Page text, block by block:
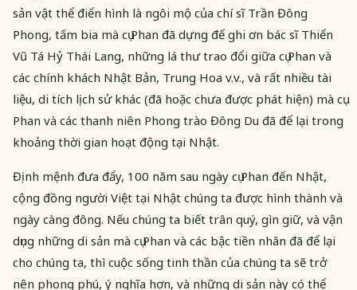
sản vật thể điển hình là ngôi mộ của chí sĩ Trần Đông
Phong, tấm bia mà cụ Phan đã dựng để ghi ơn bác sĩ Thiển
Vũ Tá Hỷ Thái Lang, những lá thư trao đổi giữa cụ Phan và
các chính khách Nhật Bản, Trung Hoa v.v., và rất nhiều tài
liệu, di tích lịch sử khác (đã hoặc chưa được phát hiện) mà cụ
Phan và các thanh niên Phong trào Đông Du đã để lại trong
khoảng thời gian hoạt động tại Nhật.
Định mệnh đưa đẩy, 100 năm sau ngày cụ Phan đến Nhật,
cộng đồng người Việt tại Nhật chúng ta được hình thành và
ngày càng đông. Nếu chúng ta biết trân quý, gìn giữ, và vận
dụng những di sản mà cụ Phan và các bậc tiền nhân đã để lại
cho chúng ta, thì cuộc sống tinh thần của chúng ta sẽ trở
nên phong phú, ý nghĩa hơn, và những di sản này có thể